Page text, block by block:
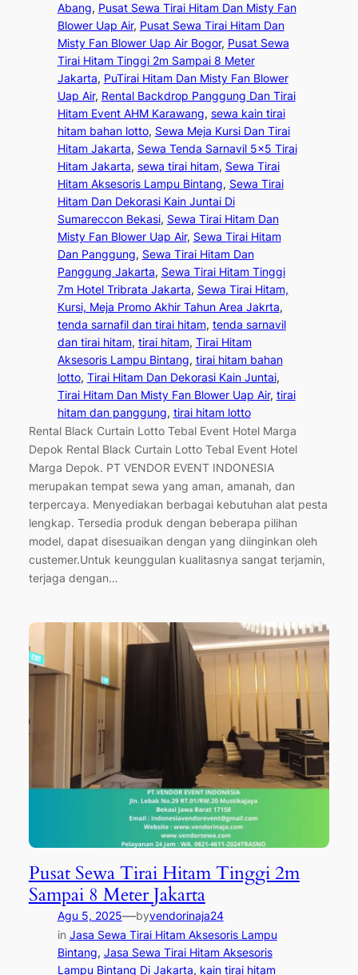
Abang, Pusat Sewa Tirai Hitam Dan Misty Fan
Blower Uap Air, Pusat Sewa Tirai Hitam Dan
Misty Fan Blower Uap Air Bogor, Pusat Sewa
Tirai Hitam Tinggi 2m Sampai 8 Meter
Jakarta, PuTirai Hitam Dan Misty Fan Blower
Uap Air, Rental Backdrop Panggung Dan Tirai
Hitam Event AHM Karawang, sewa kain tirai
hitam bahan lotto, Sewa Meja Kursi Dan Tirai
Hitam Jakarta, Sewa Tenda Sarnavil 5×5 Tirai
Hitam Jakarta, sewa tirai hitam, Sewa Tirai
Hitam Aksesoris Lampu Bintang, Sewa Tirai
Hitam Dan Dekorasi Kain Juntai Di
Sumareccon Bekasi, Sewa Tirai Hitam Dan
Misty Fan Blower Uap Air, Sewa Tirai Hitam
Dan Panggung, Sewa Tirai Hitam Dan
Panggung Jakarta, Sewa Tirai Hitam Tinggi
7m Hotel Tribrata Jakarta, Sewa Tirai Hitam,
Kursi, Meja Promo Akhir Tahun Area Jakrta
tenda sarnafil dan tirai hitam, tenda sarnavil
dan tirai hitam, tirai hitam, Tirai Hitam
Aksesoris Lampu Bintang, tirai hitam bahan
lotto, Tirai Hitam Dan Dekorasi Kain Juntai
Tirai Hitam Dan Misty Fan Blower Uap Air, tirai
hitam dan panggung, tirai hitam lotto
Rental Black Curtain Lotto Tebal Event Hotel Marga
Depok Rental Black Curtain Lotto Tebal Event Hotel
Marga Depok. PT VENDOR EVENT INDONESIA
merupakan tempat sewa yang aman, amanah, dan
terpercaya. Menyediakan berbagai kebutuhan alat pesta
lengkap. Tersedia produk dengan beberapa pilihan
model, dapat disesuaikan dengan yang diinginkan oleh
custemer.Untuk keunggulan kualitasnya sangat terjamin,
terjaga dengan…
Pusat Sewa Tirai Hitam Tinggi 2m
Sampai 8 Meter Jakarta
Agu 5, 2025—byvendorinaja24
in Jasa Sewa Tirai Hitam Aksesoris Lampu
Bintang, Jasa Sewa Tirai Hitam Aksesoris
Lampu Bintang Di Jakarta, kain tirai hitam